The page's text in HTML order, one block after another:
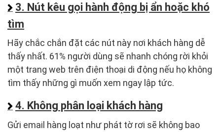
3. Nút kêu gọi hành động bị ẩn hoặc khó
tìm
Hãy chắc chắn đặt các nút này nơi khách hàng dễ
thấy nhất. 61% người dùng sẽ nhanh chóng rời khỏi
một trang web trên điện thoại di động nếu họ không
tìm thấy những gì muốn xem ngay lập tức.
4. Không phân loại khách hàng
Gửi email hàng loạt như phát tờ rơi sẽ không bao